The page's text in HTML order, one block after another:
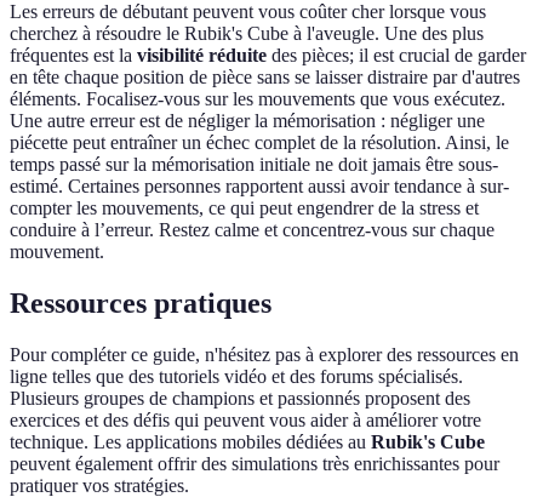
Les erreurs de débutant peuvent vous coûter cher lorsque vous
cherchez à résoudre le Rubik's Cube à l'aveugle. Une des plus
fréquentes est la visibilité réduite des pièces; il est crucial de garder
en tête chaque position de pièce sans se laisser distraire par d'autres
éléments. Focalisez-vous sur les mouvements que vous exécutez.
Une autre erreur est de négliger la mémorisation : négliger une
piécette peut entraîner un échec complet de la résolution. Ainsi, le
temps passé sur la mémorisation initiale ne doit jamais être sous-
estimé. Certaines personnes rapportent aussi avoir tendance à sur-
compter les mouvements, ce qui peut engendrer de la stress et
conduire à l’erreur. Restez calme et concentrez-vous sur chaque
mouvement.
Ressources pratiques
Pour compléter ce guide, n'hésitez pas à explorer des ressources en
ligne telles que des tutoriels vidéo et des forums spécialisés.
Plusieurs groupes de champions et passionnés proposent des
exercices et des défis qui peuvent vous aider à améliorer votre
technique. Les applications mobiles dédiées au Rubik's Cube
peuvent également offrir des simulations très enrichissantes pour
pratiquer vos stratégies.